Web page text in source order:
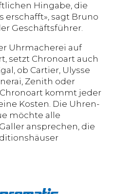
Hingabe, die
erschafft», sagt Bruno
Geschäftsführer.
Uhrmacherei auf
setzt Chronoart auch
ob Cartier, Ulysse
Zenith oder
kommt jeder
Kosten. Die Uhren-
möchte alle
ansprechen, die